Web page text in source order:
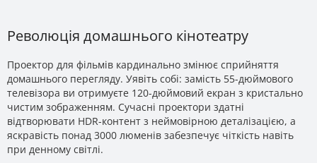
Революція домашнього кінотеатру
Проектор для фільмів кардинально змінює сприйняття
домашнього перегляду. Уявіть собі: замість 55-дюймового
телевізора ви отримуєте 120-дюймовий екран з кристально
чистим зображенням. Сучасні проектори здатні
відтворювати HDR-контент з неймовірною деталізацією, а
яскравість понад 3000 люменів забезпечує чіткість навіть
при денному світлі.